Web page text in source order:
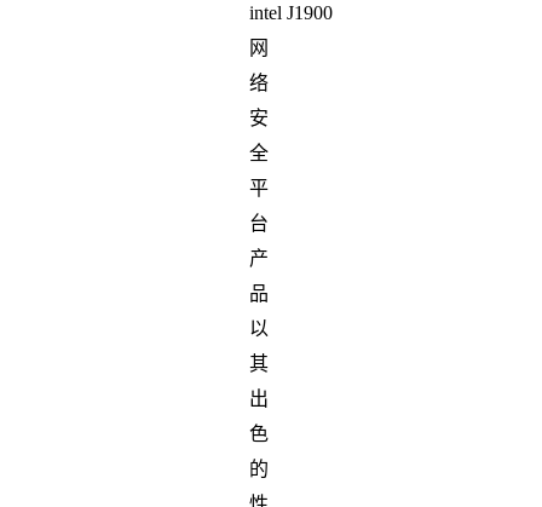
intel J1900
网
络
安
全
平
台
产
品
以
其
出
色
的